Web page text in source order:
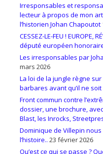
Irresponsables et
lecteur à propos de mon
l’historien Johan Chapoutot
CESSEZ-LE-FEU ! EUROPE,
député européen
Les irresponsables par
mars 2026
La loi de la jungle règne
barbares avant qu’il ne
Front commun contre
dossier, une brochure,
Blast, les Inrocks,
Dominique de Villepin
l’histoire.. 23 février 2026
Qu’est ce qui se passe ?